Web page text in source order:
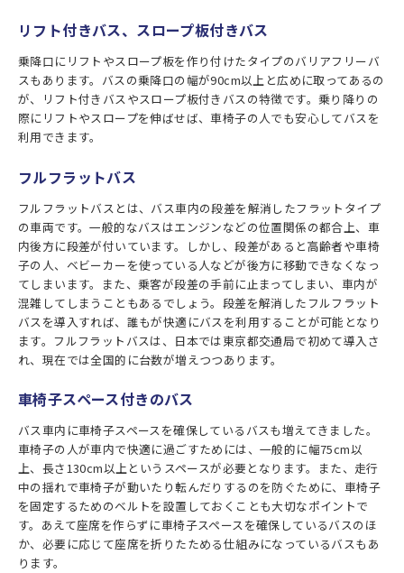
リフト付きバス、スロープ板付きバス
乗降口にリフトやスロープ板を作り付けたタイプのバリアフリーバ
スもあります。バスの乗降口の幅が90cm以上と広めに取ってあるの
が、リフト付きバスやスロープ板付きバスの特徴です。乗り降りの
際にリフトやスロープを伸ばせば、車椅子の人でも安心してバスを
利用できます。
フルフラットバス
フルフラットバスとは、バス車内の段差を解消したフラットタイプ
の車両です。一般的なバスはエンジンなどの位置関係の都合上、車
内後方に段差が付いています。しかし、段差があると高齢者や車椅
子の人、ベビーカーを使っている人などが後方に移動できなくなっ
てしまいます。また、乗客が段差の手前に止まってしまい、車内が
混雑してしまうこともあるでしょう。段差を解消したフルフラット
バスを導入すれば、誰もが快適にバスを利用することが可能となり
ます。フルフラットバスは、日本では東京都交通局で初めて導入さ
れ、現在では全国的に台数が増えつつあります。
車椅子スペース付きのバス
バス車内に車椅子スペースを確保しているバスも増えてきました。
車椅子の人が車内で快適に過ごすためには、一般的に幅75cm以
上、長さ130cm以上というスペースが必要となります。また、走行
中の揺れで車椅子が動いたり転んだりするのを防ぐために、車椅子
を固定するためのベルトを設置しておくことも大切なポイントで
す。あえて座席を作らずに車椅子スペースを確保しているバスのほ
か、必要に応じて座席を折りたためる仕組みになっているバスもあ
ります。